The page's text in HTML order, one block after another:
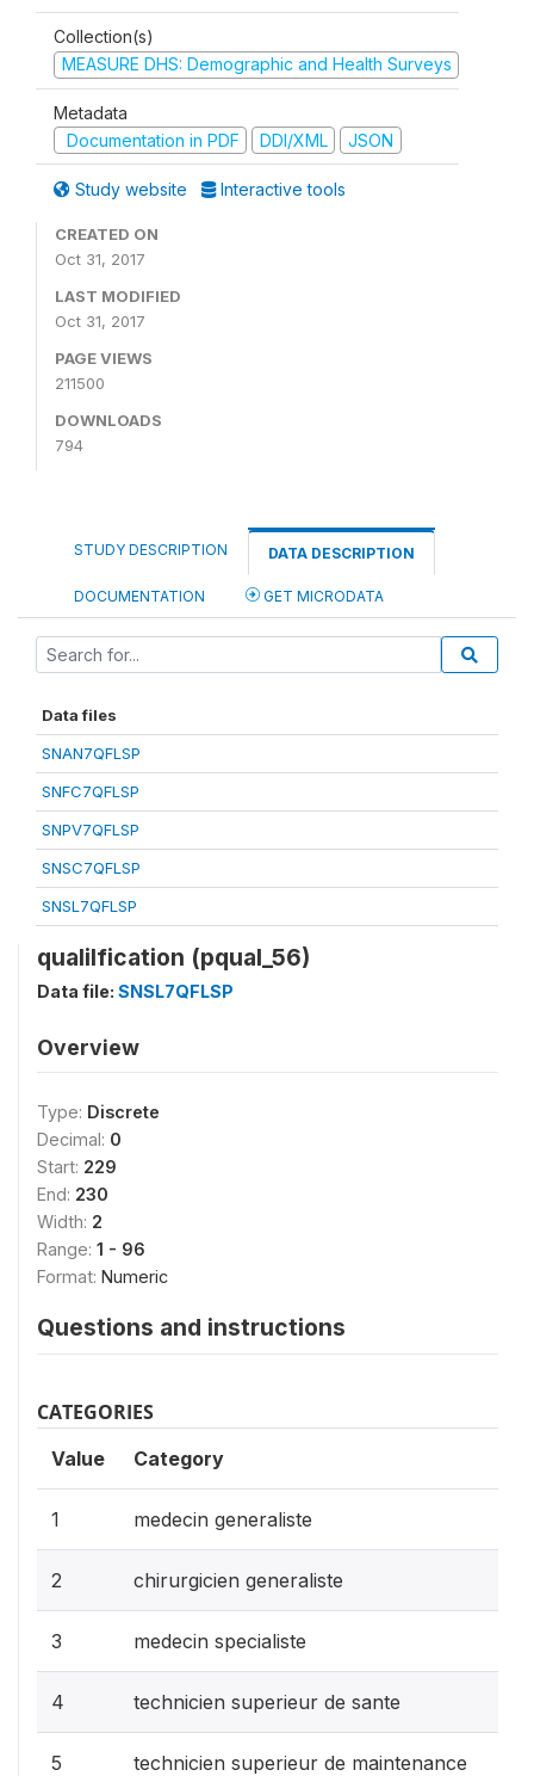
Collection(s)
MEASURE DHS: Demographic and Health Surveys
Metadata
Documentation in PDF
DDI/XML JSON
Study website Interactive tools
CREATED ON
Oct 31, 2017
LAST MODIFIED
Oct 31, 2017
PAGE VIEWS
211500
DOWNLOADS
794
STUDY DESCRIPTION DATA DESCRIPTION
DOCUMENTATION GET MICRODATA
Data files
SNAN7QFLSP
SNFC7QFLSP
SNPV7QFLSP
SNSC7QFLSP
SNSL7QFLSP
qualilfication (pqual_56)
Data file: SNSL7QFLSP
Overview
Type: Discrete
Decimal: 0
Start: 229
End: 230
Width: 2
Range: 1 - 96
Format: Numeric
Questions and instructions
CATEGORIES
Value Category
1 medecin generaliste
2 chirurgicien generaliste
3 medecin specialiste
4 technicien superieur de sante
5 technicien superieur de maintenance